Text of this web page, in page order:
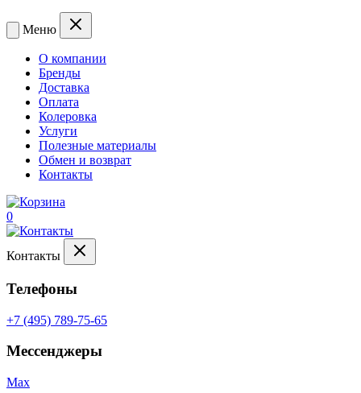
Меню
О компании
Бренды
Доставка
Оплата
Колеровка
Услуги
Полезные материалы
Обмен и возврат
Контакты
0
Контакты
Телефоны
+7 (495) 789-75-65
Мессенджеры
Max